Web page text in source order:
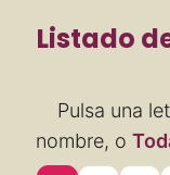
Listado
Pulsa una
nombre, o